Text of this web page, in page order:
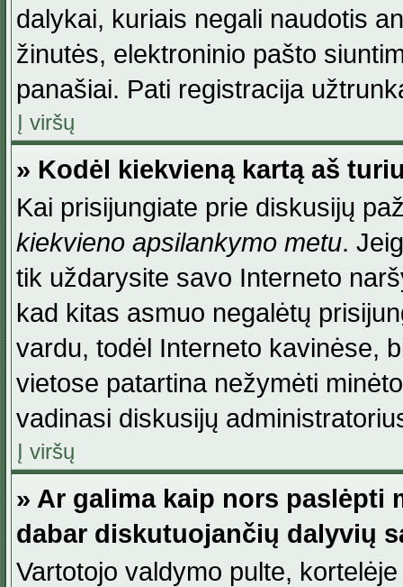
dalykai, kuriais negali naudotis
žinutės, elektroninio pašto
panašiai. Pati registracija
Į viršų
» Kodėl kiekvieną kartą aš
Kai prisijungiate prie diskusijų
kiekvieno apsilankymo metu.
tik uždarysite savo Interneto
kad kitas asmuo negalėtų
vardu, todėl Interneto kavinėse,
vietose patartina nežymėti
vadinasi diskusijų
Į viršų
» Ar galima kaip nors paslėpti
dabar diskutuojančių dalyvių
Vartotojo valdymo pulte,